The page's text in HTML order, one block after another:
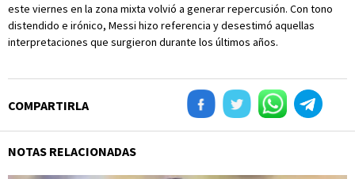
este viernes en la zona mixta volvió a generar repercusión. Con tono
distendido e irónico, Messi hizo referencia y desestimó aquellas
interpretaciones que surgieron durante los últimos años.
COMPARTIRLA
NOTAS RELACIONADAS